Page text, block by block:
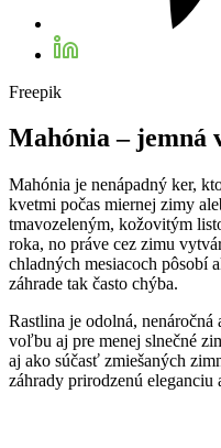
Freepik
Mahónia – jemná
Mahónia je nenápadný ker,
kvetmi počas miernej zimy
tmavozeleným, kožovitým
roka, no práve cez zimu
chladných mesiacoch pôsobí
záhrade tak často chýba.
Rastlina je odolná,
voľbu aj pre menej slnečné
aj ako súčasť zmiešaných
záhrady prirodzenú eleganciu